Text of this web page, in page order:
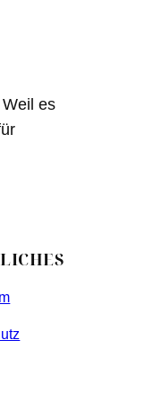
es